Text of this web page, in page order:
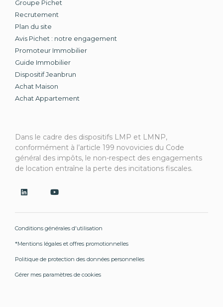
Groupe Pichet
Recrutement
Plan du site
Avis Pichet : notre engagement
Promoteur Immobilier
Guide Immobilier
Dispositif Jeanbrun
Achat Maison
Achat Appartement
Dans le cadre des dispositifs LMP et LMNP,
conformément à l’article 199 novovicies du Code
général des impôts, le non-respect des engagements
de location entraîne la perte des incitations fiscales.
Conditions générales d'utilisation
*Mentions légales et offres promotionnelles
Politique de protection des données personnelles
Gérer mes paramètres de cookies